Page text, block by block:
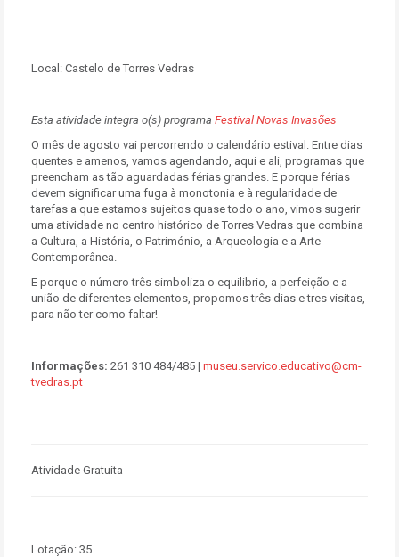
Local: Castelo de Torres Vedras
Esta atividade integra o(s) programa Festival Novas Invasões
O mês de agosto vai percorrendo o calendário estival. Entre dias
quentes e amenos, vamos agendando, aqui e ali, programas que
preencham as tão aguardadas férias grandes. E porque férias
devem significar uma fuga à monotonia e à regularidade de
tarefas a que estamos sujeitos quase todo o ano, vimos sugerir
uma atividade no centro histórico de Torres Vedras que combina
a Cultura, a História, o Património, a Arqueologia e a Arte
Contemporânea.
E porque o número três simboliza o equilibrio, a perfeição e a
união de diferentes elementos, propomos três dias e tres visitas,
para não ter como faltar!
Informações: 261 310 484/485 | museu.servico.educativo@cm-
tvedras.pt
Atividade Gratuita
Lotação: 35